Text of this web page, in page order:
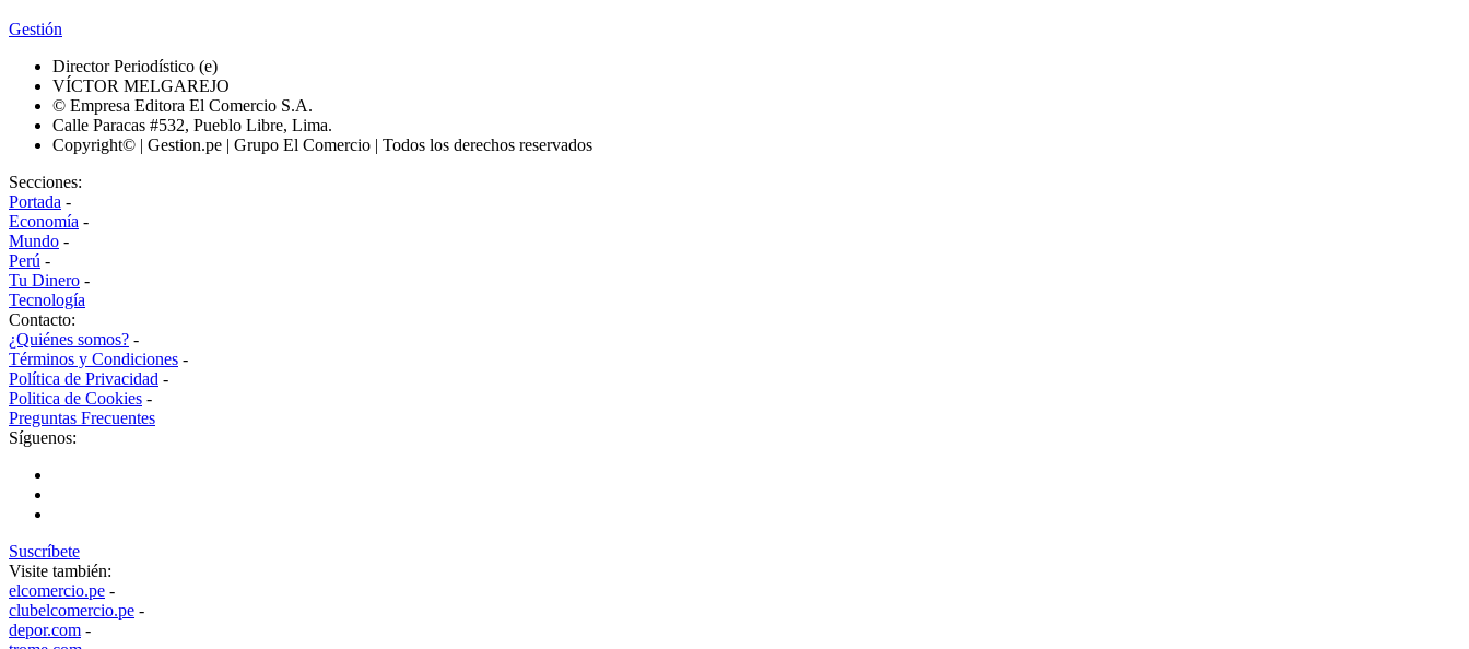
Gestión
Director Periodístico (e)
VÍCTOR MELGAREJO
© Empresa Editora El Comercio S.A.
Calle Paracas #532, Pueblo Libre, Lima.
Copyright© | Gestion.pe | Grupo El Comercio | Todos los derechos reservados
Secciones:
Portada -
Economía -
Mundo -
Perú -
Tu Dinero -
Tecnología
Contacto:
¿Quiénes somos? -
Términos y Condiciones -
Política de Privacidad -
Politica de Cookies -
Preguntas Frecuentes
Síguenos:
Suscríbete
Visite también:
elcomercio.pe -
clubelcomercio.pe -
depor.com -